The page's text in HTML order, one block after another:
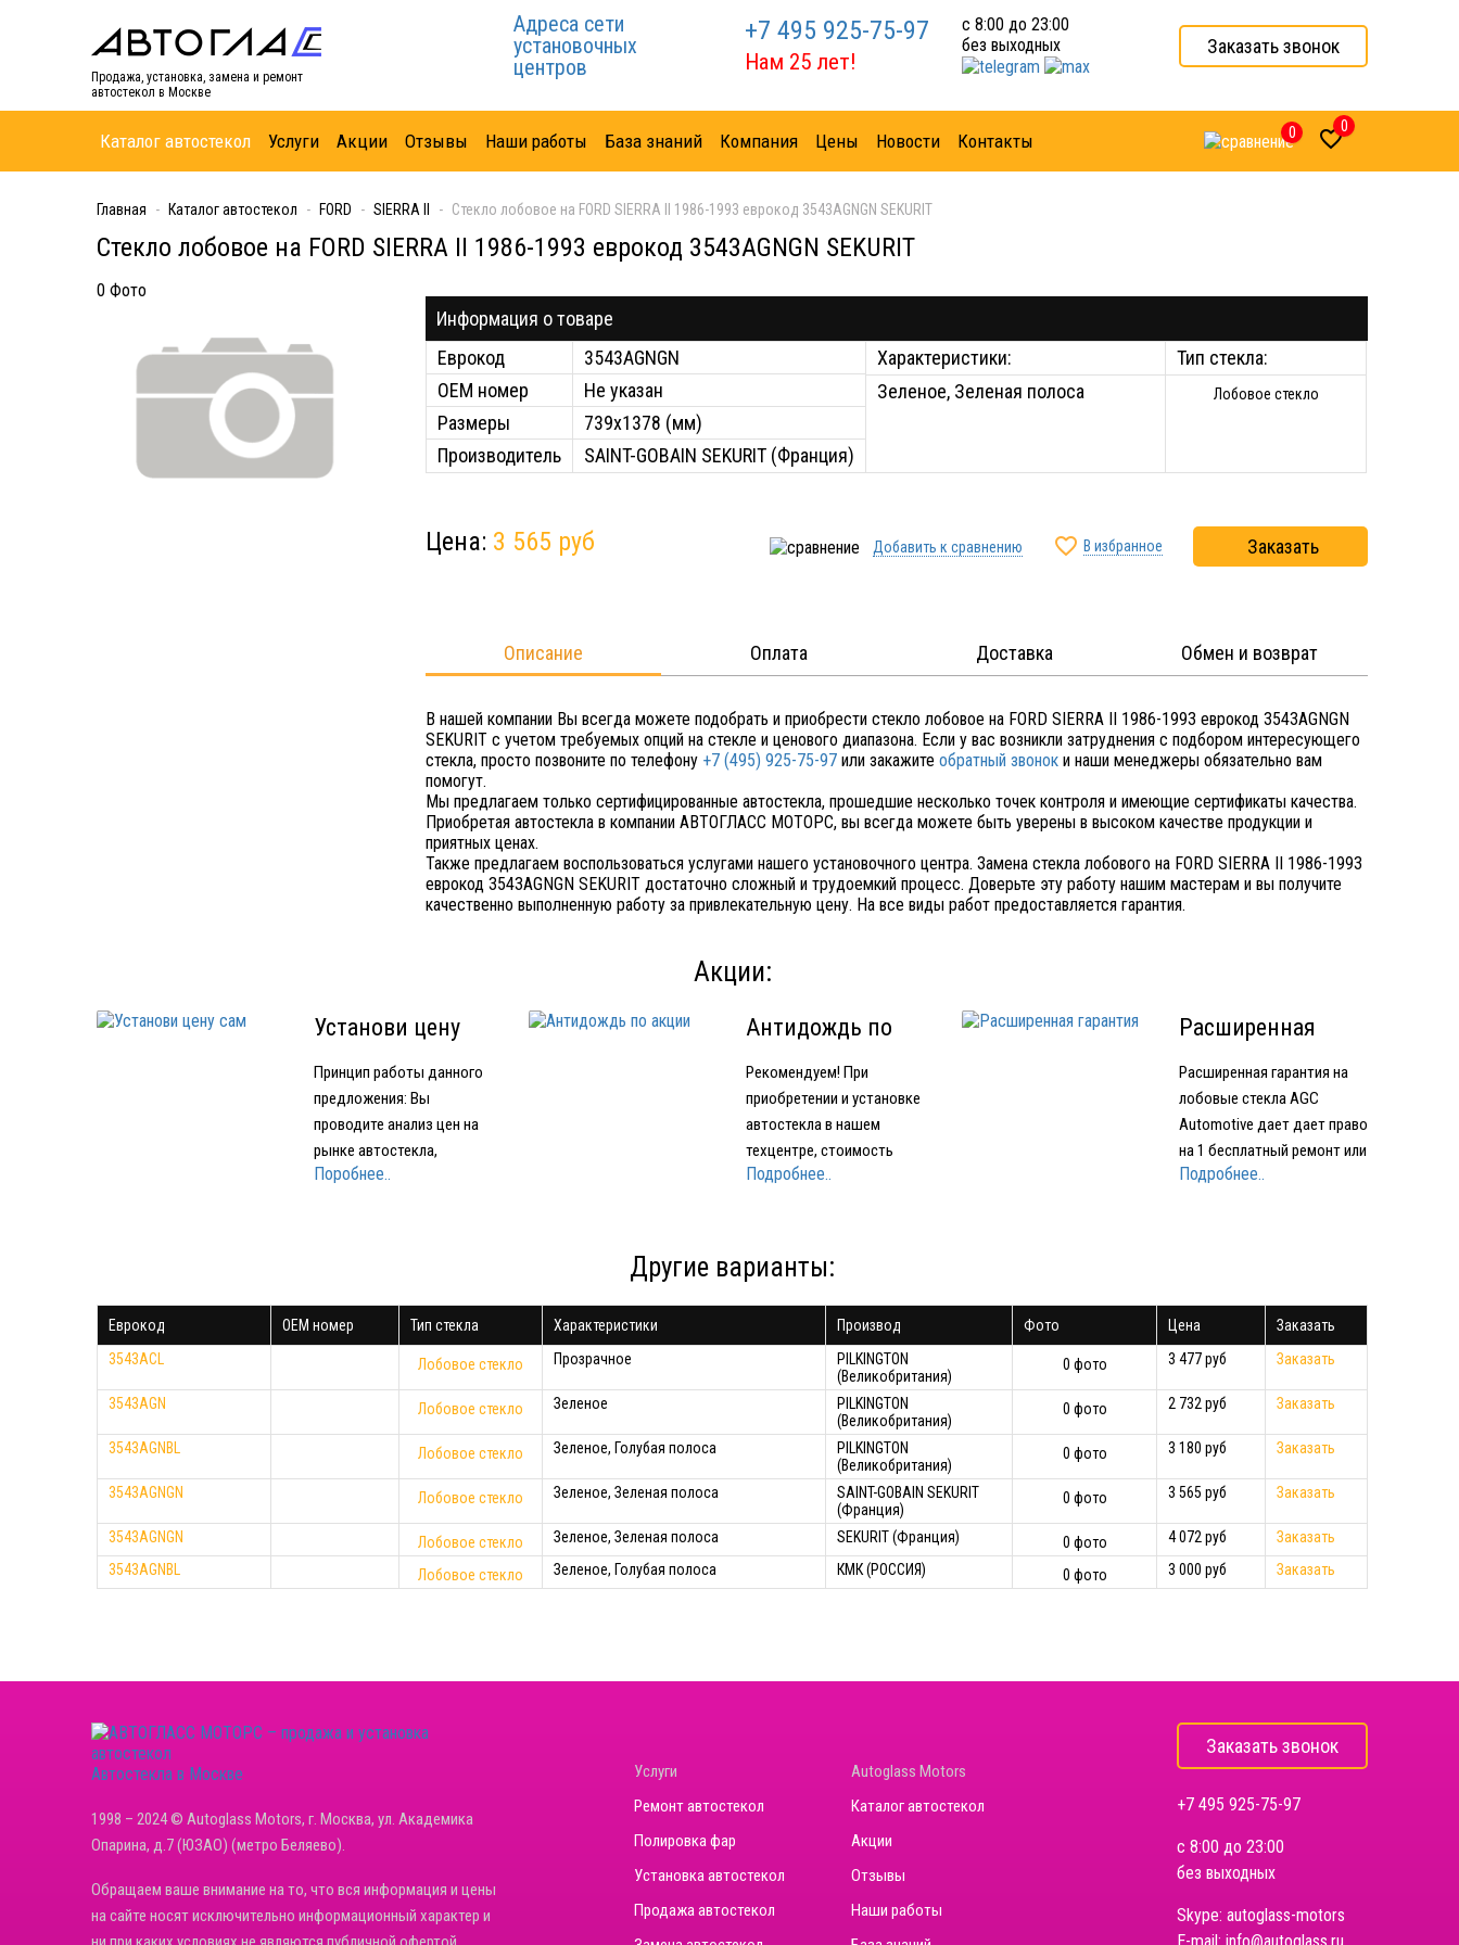
Продажа, установка, замена и ремонт
автостекол в Москве
Адреса сети
установочных
центров
+7 495 925-75-97
Нам 25 лет!
с 8:00 до 23:00
без выходных
Заказать звонок
Каталог автостекол Услуги Акции Отзывы Наши работы База знаний Компания Цены Новости Контакты 0 0
Главная Каталог автостекол FORD SIERRA II Стекло лобовое на FORD SIERRA II 1986-1993 еврокод 3543AGNGN SEKURIT
Стекло лобовое на FORD SIERRA II 1986-1993 еврокод 3543AGNGN SEKURIT
0 Фото
Информация о товаре
Еврокод
3543AGNGN
ОЕМ номер
Не указан
Размеры
739x1378 (мм)
Производитель
SAINT-GOBAIN SEKURIT (Франция)
Характеристики:
Зеленое, Зеленая полоса
Тип стекла:
Лобовое стекло
Цена: 3 565 руб Добавить к сравнению  В избранное Заказать
Описание Оплата Доставка Обмен и возврат
В нашей компании Вы всегда можете подобрать и приобрести стекло лобовое на FORD SIERRA II 1986-1993 еврокод 3543AGNGN
SEKURIT с учетом требуемых опций на стекле и ценового диапазона. Если у вас возникли затруднения с подбором интересующего
стекла, просто позвоните по телефону +7 (495) 925-75-97или закажите обратный звоноки наши менеджеры обязательно вам
помогут.
Мы предлагаем только сертифицированные автостекла, прошедшие несколько точек контроля и имеющие сертификаты качества.
Приобретая автостекла в компании АВТОГЛАСС МОТОРС, вы всегда можете быть уверены в высоком качестве продукции и
приятных ценах.
Также предлагаем воспользоваться услугами нашего установочного центра. Замена стекла лобового на FORD SIERRA II 1986-1993
еврокод 3543AGNGN SEKURIT достаточно сложный и трудоемкий процесс. Доверьте эту работу нашим мастерам и вы получите
качественно выполненную работу за привлекательную цену. На все виды работ предоставляется гарантия.
Акции:
Установи цену
Принцип работы данного
предложения: Вы
проводите анализ цен на
рынке автостекла,
подбираете устраивающее
цену нашли стекло Мы
предоставляем вам стекло
того же производителя…
Поробнее..
Антидождь по
Рекомендуем! При
приобретении и установке
автостекла в нашем
техцентре, стоимость
нанесения нанопокрытия
Подробнее..
Расширенная
Расширенная гарантия на
лобовые стекла AGC
Automotive дает дает право
на 1 бесплатный ремонт или
1 бесплатное лобовое
срок действия
Расширенной гарантии - 1
год с момента…
Подробнее..
Другие варианты:
Еврокод OEM номер Тип стекла Характеристики Производ Фото Цена
Заказать
3543ACL
Лобовое стекло Прозрачное
PILKINGTON
(Великобритания)
0 фото 3 477 руб Заказать
3543AGN Лобовое стекло Зеленое
PILKINGTON
(Великобритания)
0 фото 2 732 руб Заказать
3543AGNBL Лобовое стекло Зеленое, Голубая полоса
PILKINGTON
(Великобритания)
0 фото 3 180 руб Заказать
3543AGNGN Лобовое стекло Зеленое, Зеленая полоса
SAINT-GOBAIN SEKURIT
(Франция)
0 фото 3 565 руб Заказать
3543AGNGN Лобовое стекло Зеленое, Зеленая полоса SEKURIT (Франция) 0 фото 4 072 руб
Заказать
3543AGNBL
Лобовое стекло Зеленое, Голубая полоса КМК (РОССИЯ) 0 фото 3 000 руб Заказать
Автостекла в Москве
1998 – 2024 © Autoglass Motors, г. Москва, ул. Академика
Опарина, д.7 (ЮЗАО) (метро Беляево).
Обращаем ваше внимание на то, что вся информация и цены
на сайте носят исключительно информационный характер и
Заказать звонок
+7 495 925-75-97
с 8:00 до 23:00
без выходных
Skype: autoglass-motors
Услуги
Ремонт автостекол
Полировка фар
Установка автостекол
Продажа автостекол
Autoglass Motors
Каталог автостекол
Акции
Отзывы
Наши работы